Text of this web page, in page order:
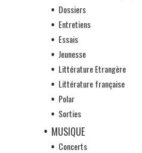
Dossiers
Entretiens
Essais
Jeunesse
Littérature Etrangère
Littérature française
Polar
Sorties
MUSIQUE
Concerts